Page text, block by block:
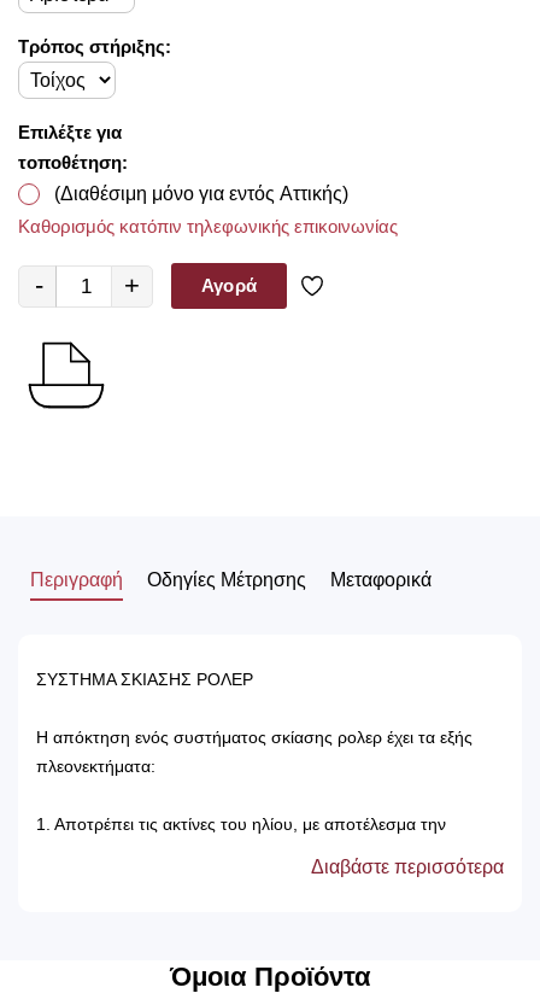
Τρόπος στήριξης:
Επιλέξτε για
τοποθέτηση:
(Διαθέσιμη μόνο για εντός Αττικής)
Καθορισμός κατόπιν τηλεφωνικής επικοινωνίας
- + Αγορά
Περιγραφή Οδηγίες Μέτρησης Μεταφορικά
ΣΥΣΤΗΜΑ ΣΚΙΑΣΗΣ ΡΟΛΕΡ
Η απόκτηση ενός συστήματος σκίασης ρολερ έχει τα εξής
πλεονεκτήματα:
1. Αποτρέπει τις ακτίνες του ηλίου, με αποτέλεσμα την
2. Δεν χρειάζονται πλύσιμο, καθώς καθαρίζονται μόνο με ένα
χρόνο αλλά και στον ήλιο.
4. Μπορούν να τοποθετηθούν κάτω από ξύλινη μετώπη ή
Διαβάστε περισσότερα
Όμοια Προϊόντα